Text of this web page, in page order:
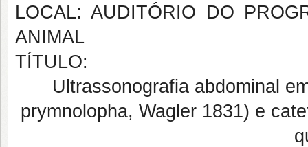
LOCAL: AUDITÓRIO DO
ANIMAL
TÍTULO:
Ultrassonografia abdominal
prymnolopha, Wagler 1831) e